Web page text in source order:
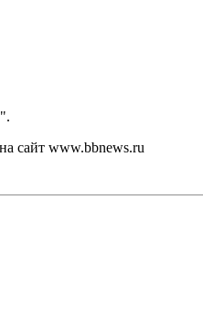
сайт www.bbnews.ru